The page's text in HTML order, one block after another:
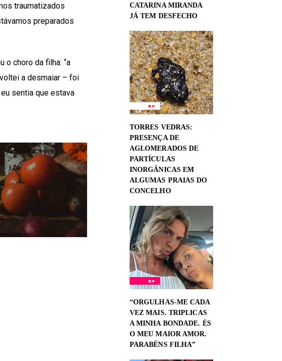
traumatizados
preparados
o choro da filha: “a
a desmaiar – foi
sentia que estava
CATARINA MIRANDA
JÁ TEM DESFECHO
TORRES VEDRAS:
PRESENÇA DE
AGLOMERADOS DE
PARTÍCULAS
INORGÂNICAS EM
ALGUMAS PRAIAS DO
CONCELHO
“ORGULHAS-ME CADA
VEZ MAIS. TRIPLICAS
A MINHA BONDADE. ÉS
O MEU MAIOR AMOR.
PARABÉNS FILHA”